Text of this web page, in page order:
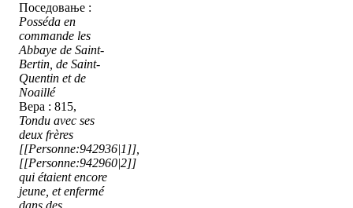
Поседовање :
Posséda en
commande les
Abbaye de Saint-
Bertin, de Saint-
Quentin et de
Noaillé
Вера : 815,
Tondu avec ses
deux frères
[[Personne:942936|1]],
[[Personne:942960|2]]
qui étaient encore
jeune, et enfermé
dans des